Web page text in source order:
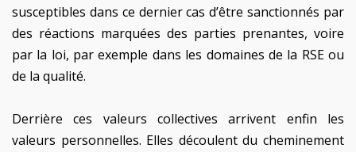
susceptibles dans ce dernier cas d’être sanctionnés par
des réactions marquées des parties prenantes, voire
par la loi, par exemple dans les domaines de la RSE ou
de la qualité.
Derrière ces valeurs collectives arrivent enfin les
valeurs personnelles. Elles découlent du cheminement